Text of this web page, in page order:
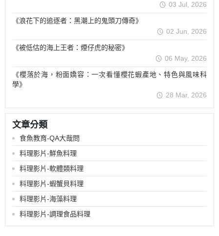
03 Jul, 2026
《浪花下的追逐者：黑潮上的鬼頭刀傳奇》
02 Jun, 2026
《被低估的海上王者：煙仔虎的秘密》
06 May, 2026
《櫻落於海，粉面嬌容：一次看懂櫻花蝦產地、特色與風味科
學》
28 Mar, 2026
文章分類
食魚教育-QA大哉問
料理影片-鮮魚料理
料理影片-軟體類料理
料理影片-蝦蟹貝料理
料理影片-海藻料理
料理影片-調理食品料理